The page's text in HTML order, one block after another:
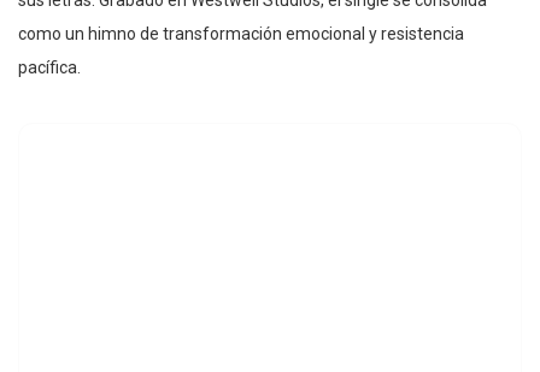
como un himno de transformación emocional y resistencia
pacífica.